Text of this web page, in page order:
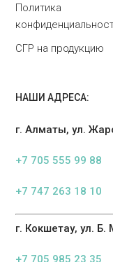
Политика
СГР на продукцию
НАШИ АДРЕСА:
г. Алматы, ул.
+7 705 555 99 88
+7 747 263 18 10
г. Кокшетау, ул.
+7 705 985 23 35